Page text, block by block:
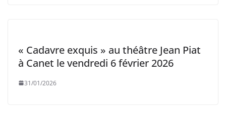
« Cadavre exquis » au théâtre Jean Piat
à Canet le vendredi 6 février 2026
31/01/2026